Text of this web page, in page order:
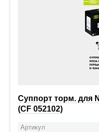
Суппорт торм. для
(CF 052102)
Артикул